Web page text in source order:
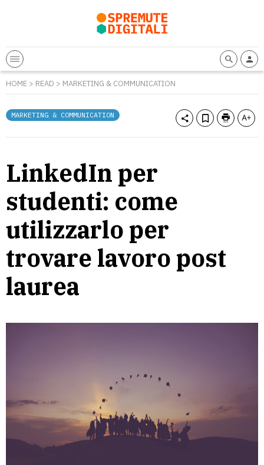
HOME > READ > MARKETING & COMMUNICATION
MARKETING & COMMUNICATION
LinkedIn per
studenti: come
utilizzarlo per
trovare lavoro post
laurea